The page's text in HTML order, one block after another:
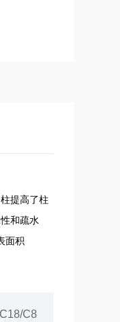
提高了柱
和疏水
面积
C8